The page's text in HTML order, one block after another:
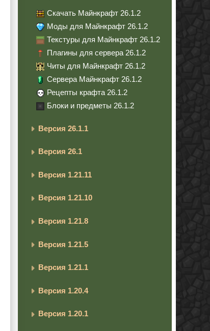
Скачать Майнкрафт 26.1.2
Моды для Майнкрафт 26.1.2
Текстуры для Майнкрафт 26.1.2
Плагины для сервера 26.1.2
Читы для Майнкрафт 26.1.2
Сервера Майнкрафт 26.1.2
Рецепты крафта 26.1.2
Блоки и предметы 26.1.2
Версия 26.1.1
Версия 26.1
Версия 1.21.11
Версия 1.21.10
Версия 1.21.8
Версия 1.21.5
Версия 1.21.1
Версия 1.20.4
Версия 1.20.1